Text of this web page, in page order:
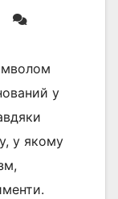
у
у якому